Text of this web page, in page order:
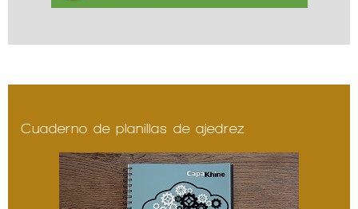
Cuaderno de planillas de ajedrez